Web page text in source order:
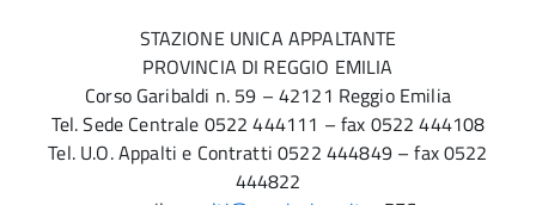
STAZIONE UNICA APPALTANTE
PROVINCIA DI REGGIO EMILIA
Corso Garibaldi n. 59 – 42121 Reggio Emilia
Tel. Sede Centrale 0522 444111 – fax 0522 444108
Tel. U.O. Appalti e Contratti 0522 444849 – fax 0522
444822